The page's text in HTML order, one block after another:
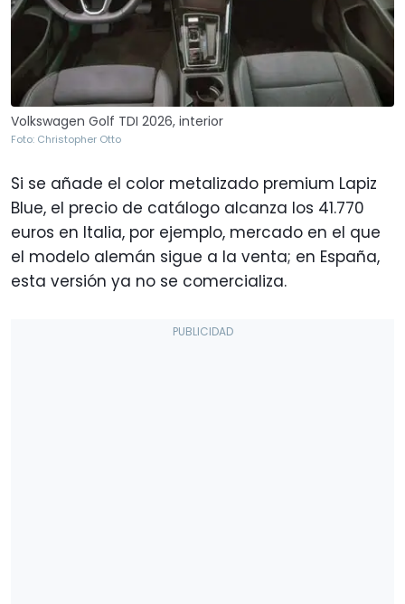
Volkswagen Golf TDI 2026, interior
Foto: Christopher Otto
Si se añade el color metalizado premium Lapiz
Blue, el precio de catálogo alcanza los 41.770
euros en Italia, por ejemplo, mercado en el que
el modelo alemán sigue a la venta; en España,
esta versión ya no se comercializa.